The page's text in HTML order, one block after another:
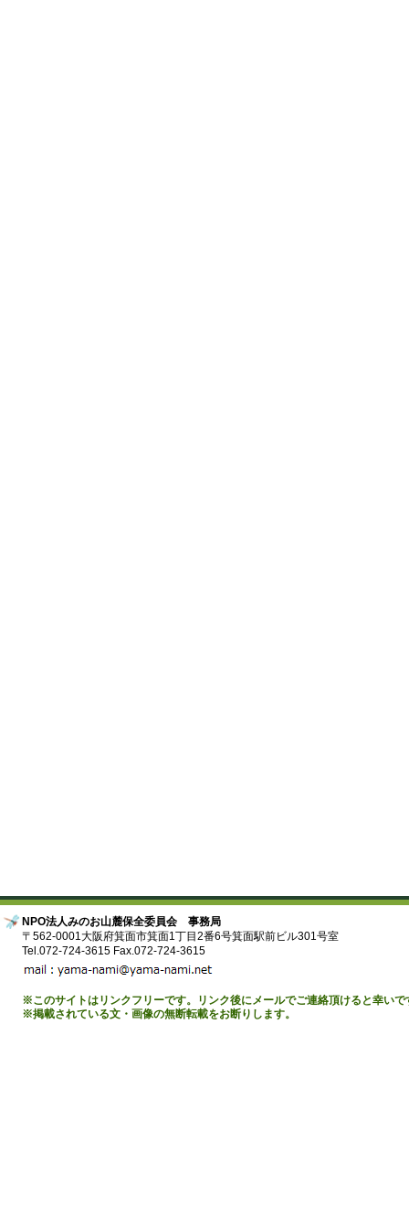
NPO法人みのお山麓保全委員会 事務局
〒562-0001大阪府箕面市箕面1丁目2番6号箕面駅前ビル301号室
Tel.072-724-3615 Fax.072-724-3615
※このサイトはリンクフリーです。リンク後にメールでご連絡頂けると幸いで
※掲載されている文・画像の無断転載をお断りします。